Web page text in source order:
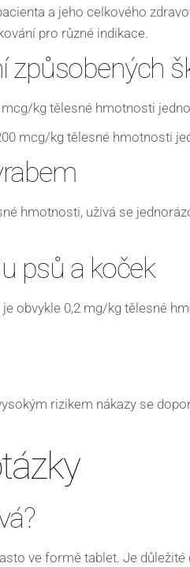
a jeho celkového
pro různé indikace.
způsobených
mcg/kg tělesné hmotnosti
mcg/kg tělesné hmotnosti
hmotnosti, užívá se
psů a koček
je obvykle 0,2 mg/kg tělesné
rizikem nákazy se
ve formě tablet. Je důležité